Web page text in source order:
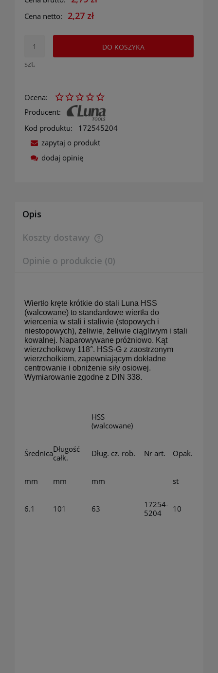
Cena netto: 2,27 zł
szt.
DO KOSZYKA
Ocena:
Producent:
Kod produktu:
172545204
zapytaj o produkt
dodaj opinię
Opis
Koszty dostawy
Cena nie zawiera ewentualnych kosztów płatności
Opinie o produkcie (0)
Wiertło kręte krótkie do stali Luna HSS
(walcowane) to standardowe wiertła do
wiercenia w stali i staliwie (stopowych i
niestopowych), żeliwie, żeliwie ciągliwym i stali
kowalnej. Naparowywane próżniowo. Kąt
wierzchołkowy 118°. HSS-G z zaostrzonym
wierzchołkiem, zapewniającym dokładne
centrowanie i obniżenie siły osiowej.
Wymiarowanie zgodne z DIN 338.
HSS
(walcowane)
ŚrednicaDługość
całk.
Dług. cz. rob. Nr art. Opak.
mm mm mm st
6.1 101 63
17254-
5204
10